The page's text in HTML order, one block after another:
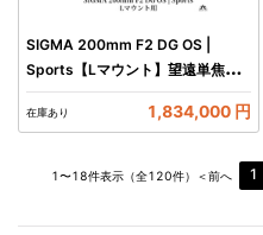
SIGMA 200mm F2 DG OS |
Sports【Lマウント】望遠単焦点
レンズ
在庫あり 1,834,000 円
1〜18件表示（全120件） ＜前へ 1